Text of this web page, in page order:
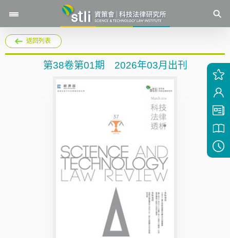
返回列表
第38卷第01期 2026年03月出刊